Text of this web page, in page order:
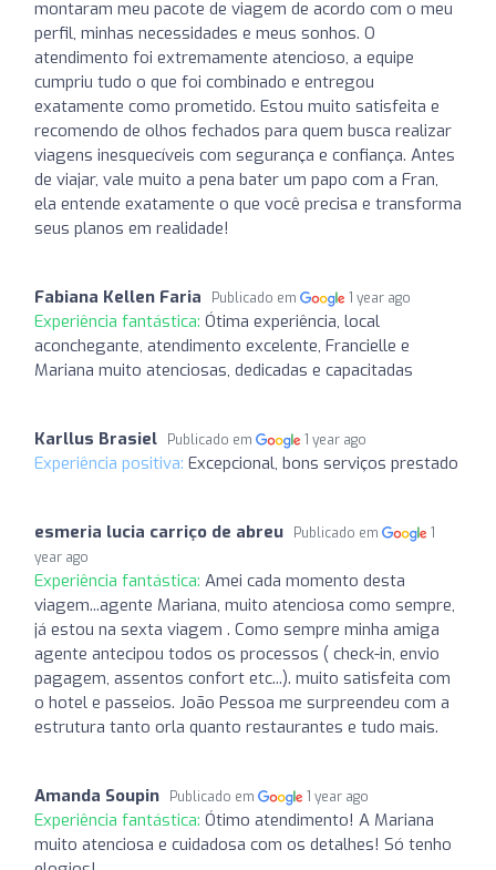
montaram meu pacote de viagem de acordo com o meu
perfil, minhas necessidades e meus sonhos. O
atendimento foi extremamente atencioso, a equipe
cumpriu tudo o que foi combinado e entregou
exatamente como prometido. Estou muito satisfeita e
recomendo de olhos fechados para quem busca realizar
viagens inesquecíveis com segurança e confiança. Antes
de viajar, vale muito a pena bater um papo com a Fran,
ela entende exatamente o que você precisa e transforma
seus planos em realidade!
Fabiana Kellen Faria Publicado em 1 year ago
Experiência fantástica: Ótima experiência, local
aconchegante, atendimento excelente, Francielle e
Mariana muito atenciosas, dedicadas e capacitadas
Karllus Brasiel Publicado em 1 year ago
Experiência positiva: Excepcional, bons serviços prestado
esmeria lucia carriço de abreu Publicado em
1
year ago
Experiência fantástica: Amei cada momento desta
viagem...agente Mariana, muito atenciosa como sempre,
já estou na sexta viagem . Como sempre minha amiga
agente antecipou todos os processos ( check-in, envio
pagagem, assentos confort etc...). muito satisfeita com
o hotel e passeios. João Pessoa me surpreendeu com a
estrutura tanto orla quanto restaurantes e tudo mais.
Amanda Soupin Publicado em 1 year ago
Experiência fantástica: Ótimo atendimento! A Mariana
muito atenciosa e cuidadosa com os detalhes! Só tenho